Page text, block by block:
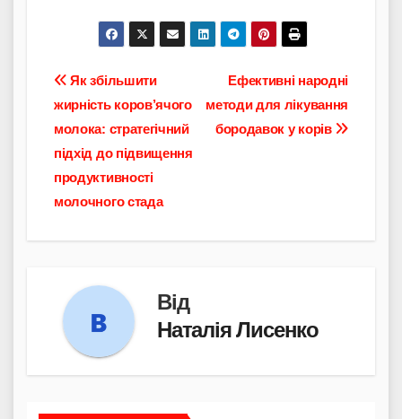
Навігація
записів
Ефективні народні
методи для лікування
бородавок у корів
Як збільшити
жирність коров’ячого
молока: стратегічний
підхід до підвищення
продуктивності
молочного стада
Від
Наталія Лисенко